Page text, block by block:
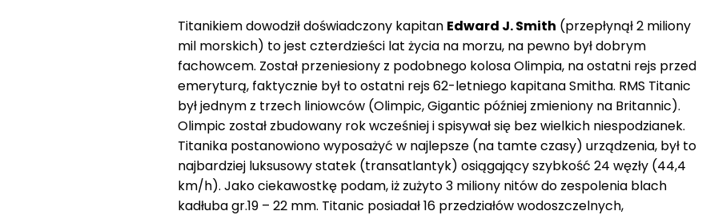
Titanikiem dowodził doświadczony kapitan Edward J. Smith (przepłynął 2 miliony
mil morskich) to jest czterdzieści lat życia na morzu, na pewno był dobrym
fachowcem. Został przeniesiony z podobnego kolosa Olimpia, na ostatni rejs przed
emeryturą, faktycznie był to ostatni rejs 62-letniego kapitana Smitha. RMS Titanic
był jednym z trzech liniowców (Olimpic, Gigantic później zmieniony na Britannic).
Olimpic został zbudowany rok wcześniej i spisywał się bez wielkich niespodzianek.
Titanika postanowiono wyposażyć w najlepsze (na tamte czasy) urządzenia, był to
najbardziej luksusowy statek (transatlantyk) osiągający szybkość 24 węzły (44,4
km/h). Jako ciekawostkę podam, iż zużyto 3 miliony nitów do zespolenia blach
kadłuba gr.19 – 22 mm. Titanic posiadał 16 przedziałów wodoszczelnych,